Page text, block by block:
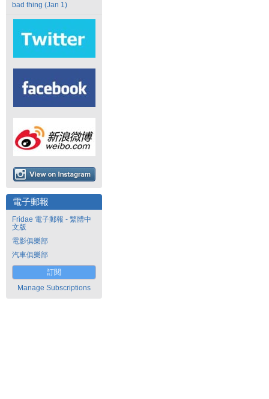
bad thing (Jan 1)
電子郵報
Fridae 電子郵報 - 繁體中
文版
電影俱樂部
汽車俱樂部
訂閱
Manage Subscriptions